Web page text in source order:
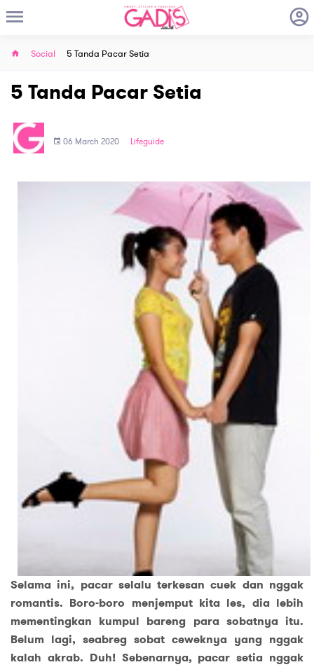
Social 5 Tanda Pacar Setia
5 Tanda Pacar Setia
06 March 2020 Lifeguide
Selama ini, pacar selalu terkesan cuek dan nggak
romantis. Boro-boro menjemput kita les, dia lebih
mementingkan kumpul bareng para sobatnya itu.
Belum lagi, seabreg sobat ceweknya yang nggak
kalah akrab. Duh! Sebenarnya, pacar setia nggak